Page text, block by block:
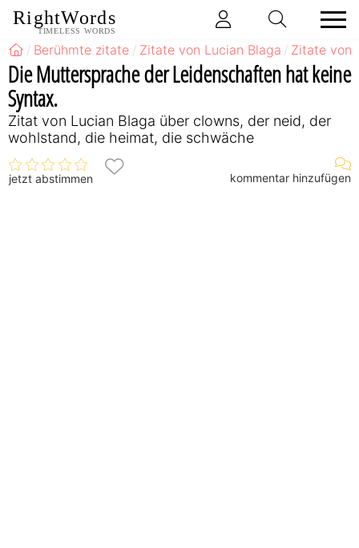
RightWords
TIMELESS WORDS
Berühmte zitate Zitate von Lucian Blaga Zitate von
Die Muttersprache der Leidenschaften hat keine
Syntax.
Zitat von Lucian Blaga über clowns, der neid, der
wohlstand, die heimat, die schwäche
jetzt abstimmen kommentar hinzufügen